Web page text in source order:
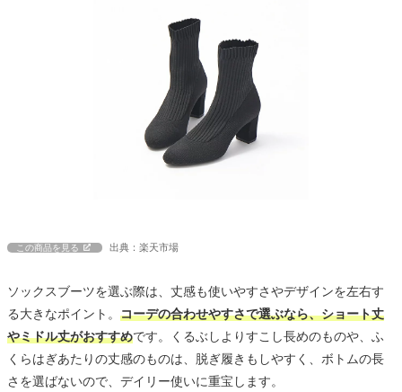
この商品を見る 出典：楽天市場
ソックスブーツを選ぶ際は、丈感も使いやすさやデザインを左右す
る大きなポイント。 コーデの合わせやすさで選ぶなら、ショート丈
やミドル丈がおすすめです。くるぶしよりすこし長めのものや、ふ
くらはぎあたりの丈感のものは、脱ぎ履きもしやすく、ボトムの長
さを選ばないので、デイリー使いに重宝します。